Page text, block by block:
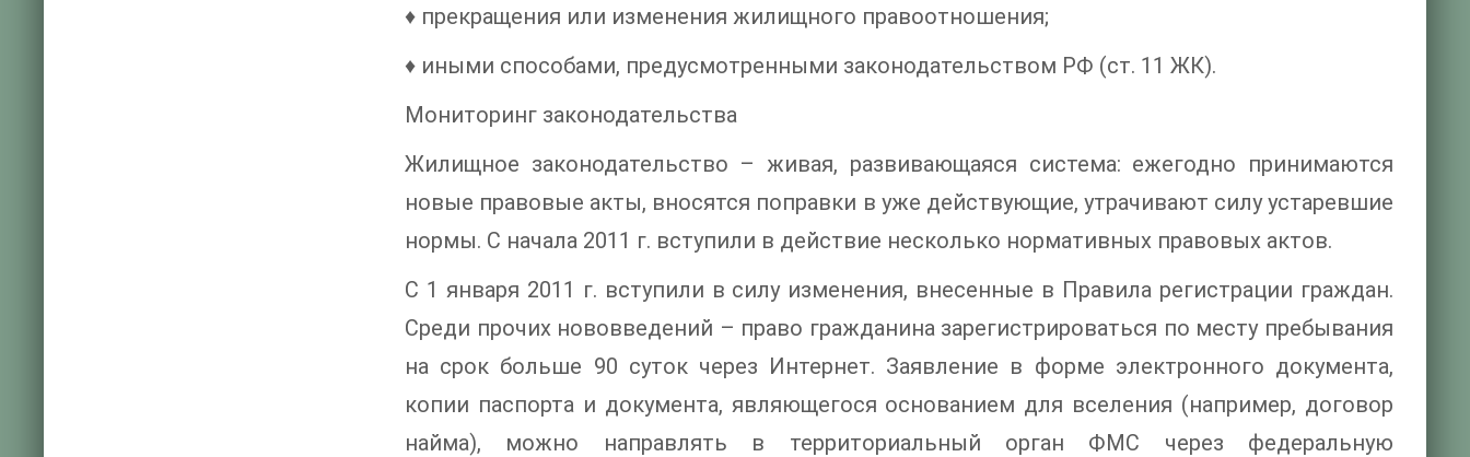
♦ прекращения или изменения жилищного правоотношения;
♦ иными способами, предусмотренными законодательством РФ (ст. 11 ЖК).
Мониторинг законодательства
Жилищное законодательство – живая, развивающаяся система: ежегодно принимаются
новые правовые акты, вносятся поправки в уже действующие, утрачивают силу устаревшие
нормы. С начала 2011 г. вступили в действие несколько нормативных правовых актов.
С 1 января 2011 г. вступили в силу изменения, внесенные в Правила регистрации граждан.
Среди прочих нововведений – право гражданина зарегистрироваться по месту пребывания
на срок больше 90 суток через Интернет. Заявление в форме электронного документа,
копии паспорта и документа, являющегося основанием для вселения (например, договор
найма), можно направлять в территориальный орган ФМС через федеральную